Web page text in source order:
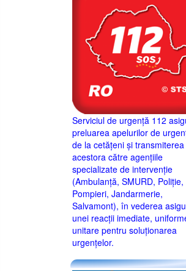
Serviciul de urgență 112
preluarea apelurilor de
de la cetățeni și transmiterea
acestora către agențiile
specializate de intervenție
(Ambulanță, SMURD, Poliție,
Pompieri, Jandarmerie,
Salvamont), în vederea
unei reacții imediate,
unitare pentru soluționarea
urgențelor.